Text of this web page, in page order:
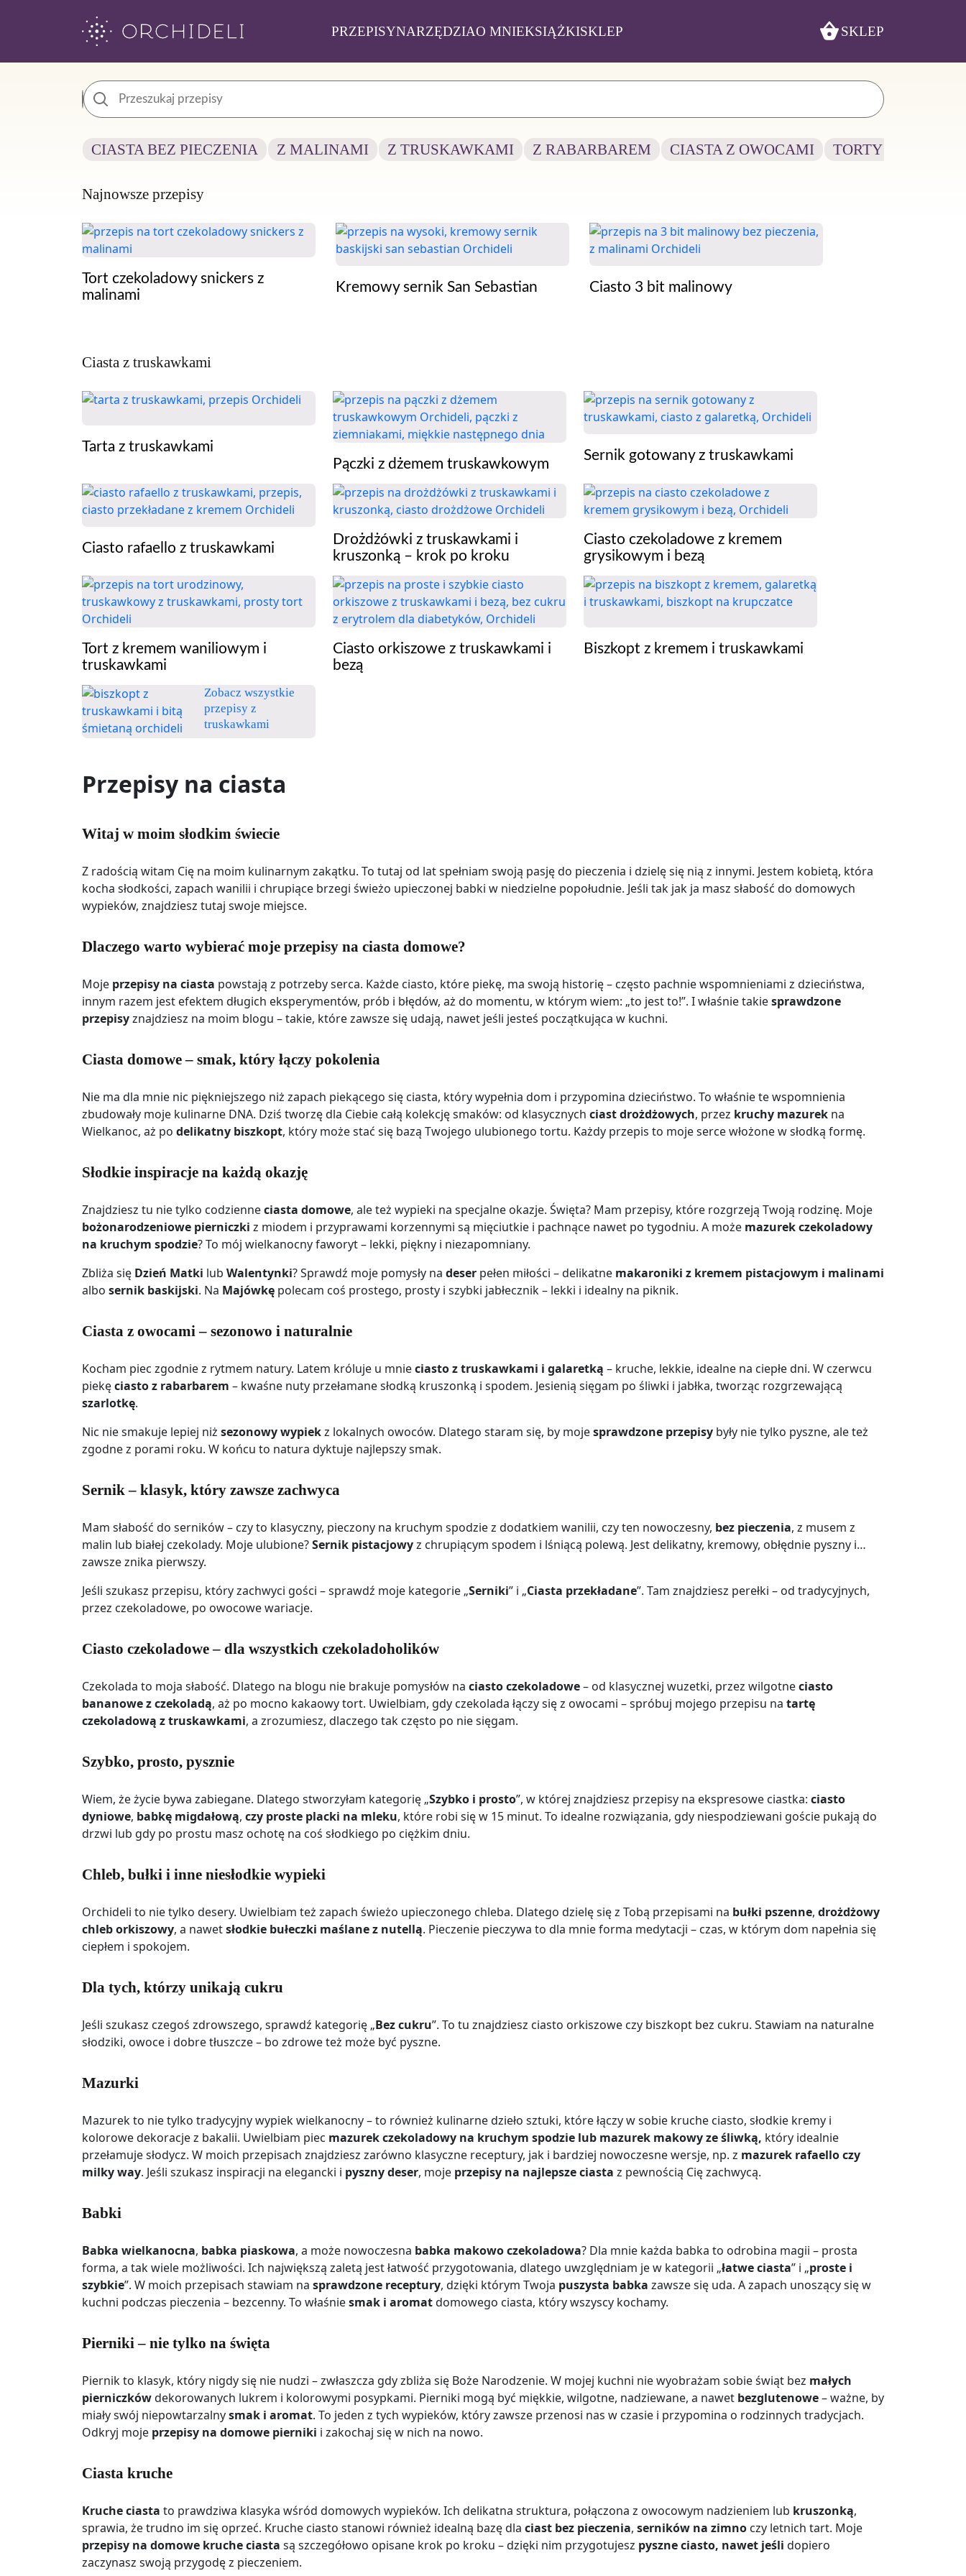
PRZEPISYNARZĘDZIAO MNIEKSIĄŻKISKLEP SKLEP
CIASTA BEZ PIECZENIA Z MALINAMI Z TRUSKAWKAMI Z RABARBAREM CIASTA Z OWOCAMI TORTY
Najnowsze przepisy
Tort czekoladowy snickers z
malinami
Kremowy sernik San Sebastian Ciasto 3 bit malinowy
Ciasta z truskawkami
Tarta z truskawkami
Pączki z dżemem truskawkowym
Sernik gotowany z truskawkami
Ciasto rafaello z truskawkami
Drożdżówki z truskawkami i
kruszonką – krok po kroku
Ciasto czekoladowe z kremem
grysikowym i bezą
Tort z kremem waniliowym i
truskawkami
Ciasto orkiszowe z truskawkami i
bezą
Biszkopt z kremem i truskawkami
Zobacz wszystkie
przepisy z
truskawkami
Przepisy na ciasta
Witaj w moim słodkim świecie
Z radością witam Cię na moim kulinarnym zakątku. To tutaj od lat spełniam swoją pasję do pieczenia i dzielę się nią z innymi. Jestem kobietą, która
kocha słodkości, zapach wanilii i chrupiące brzegi świeżo upieczonej babki w niedzielne popołudnie. Jeśli tak jak ja masz słabość do domowych
wypieków, znajdziesz tutaj swoje miejsce.
Dlaczego warto wybierać moje przepisy na ciasta domowe?
Moje przepisy na ciasta powstają z potrzeby serca. Każde ciasto, które piekę, ma swoją historię – często pachnie wspomnieniami z dzieciństwa,
innym razem jest efektem długich eksperymentów, prób i błędów, aż do momentu, w którym wiem: „to jest to!”. I właśnie takiesprawdzone
przepisyznajdziesz na moim blogu – takie, które zawsze się udają, nawet jeśli jesteś początkująca w kuchni.
Ciasta domowe – smak, który łączy pokolenia
Nie ma dla mnie nic piękniejszego niż zapach piekącego się ciasta, który wypełnia dom i przypomina dzieciństwo. To właśnie te wspomnienia
zbudowały moje kulinarne DNA. Dziś tworzę dla Ciebie całą kolekcję smaków: od klasycznych ciast drożdżowych, przez kruchy mazurek na
Wielkanoc, aż po delikatny biszkopt, który może stać się bazą Twojego ulubionego tortu. Każdy przepis to moje serce włożone w słodką formę.
Słodkie inspiracje na każdą okazję
Znajdziesz tu nie tylko codzienneciasta domowe, ale też wypieki na specjalne okazje. Święta? Mam przepisy, które rozgrzeją Twoją rodzinę. Moje
bożonarodzeniowe pierniczki z miodem i przyprawami korzennymi są mięciutkie i pachnące nawet po tygodniu. A może mazurek czekoladowy
na kruchym spodzie? To mój wielkanocny faworyt – lekki, piękny i niezapomniany.
Zbliża się Dzień Matki lub Walentynki? Sprawdź moje pomysły na deser pełen miłości – delikatne makaroniki z kremem pistacjowym i malinami
albo sernik baskijski. Na Majówkę polecam coś prostego, prosty i szybki jabłecznik – lekki i idealny na piknik.
Ciasta z owocami – sezonowo i naturalnie
Kocham piec zgodnie z rytmem natury. Latem króluje u mnieciasto z truskawkami i galaretką – kruche, lekkie, idealne na ciepłe dni. W czerwcu
piekęciasto z rabarbarem – kwaśne nuty przełamane słodką kruszonką i spodem. Jesienią sięgam po śliwki i jabłka, tworząc rozgrzewającą
szarlotkę.
Nic nie smakuje lepiej niż sezonowy wypiekz lokalnych owoców. Dlatego staram się, by mojesprawdzone przepisy były nie tylko pyszne, ale też
zgodne z porami roku. W końcu to natura dyktuje najlepszy smak.
Sernik – klasyk, który zawsze zachwyca
Mam słabość do serników – czy to klasyczny, pieczony na kruchym spodzie z dodatkiem wanilii, czy ten nowoczesny, bez pieczenia, z musem z
malin lub białej czekolady. Moje ulubione?Sernik pistacjowyz chrupiącym spodem i lśniącą polewą. Jest delikatny, kremowy, obłędnie pyszny i…
zawsze znika pierwszy.
Jeśli szukasz przepisu, który zachwyci gości – sprawdź moje kategorie „Serniki” i „Ciasta przekładane”. Tam znajdziesz perełki – od tradycyjnych,
przez czekoladowe, po owocowe wariacje.
Ciasto czekoladowe – dla wszystkich czekoladoholików
Czekolada to moja słabość. Dlatego na blogu nie brakuje pomysłów na ciasto czekoladowe– od klasycznej wuzetki, przez wilgotneciasto
bananowe z czekoladą, aż po mocno kakaowy tort. Uwielbiam, gdy czekolada łączy się z owocami – spróbuj mojego przepisu na tartę
czekoladową z truskawkami, a zrozumiesz, dlaczego tak często po nie sięgam.
Szybko, prosto, pysznie
Wiem, że życie bywa zabiegane. Dlatego stworzyłam kategorię „Szybko i prosto”, w której znajdziesz przepisy na ekspresowe ciastka: ciasto
dyniowe, babkę migdałową, czy proste placki na mleku, które robi się w 15 minut. To idealne rozwiązania, gdy niespodziewani goście pukają do
drzwi lub gdy po prostu masz ochotę na coś słodkiego po ciężkim dniu.
Chleb, bułki i inne niesłodkie wypieki
Orchideli to nie tylko desery. Uwielbiam też zapach świeżo upieczonego chleba. Dlatego dzielę się z Tobą przepisami na bułki pszenne, drożdżowy
chleb orkiszowy, a nawetsłodkie bułeczki maślane z nutellą. Pieczenie pieczywa to dla mnie forma medytacji – czas, w którym dom napełnia się
ciepłem i spokojem.
Dla tych, którzy unikają cukru
Jeśli szukasz czegoś zdrowszego, sprawdź kategorię „Bez cukru”. To tu znajdziesz ciasto orkiszowe czy biszkopt bez cukru. Stawiam na naturalne
słodziki, owoce i dobre tłuszcze – bo zdrowe też może być pyszne.
Mazurki
Mazurek to nie tylko tradycyjny wypiek wielkanocny – to również kulinarne dzieło sztuki, które łączy w sobie kruche ciasto, słodkie kremy i
kolorowe dekoracje z bakalii. Uwielbiam piec mazurek czekoladowy na kruchym spodzie lub mazurek makowy ze śliwką, który idealnie
przełamuje słodycz. W moich przepisach znajdziesz zarówno klasyczne receptury, jak i bardziej nowoczesne wersje, np. z mazurek rafaello czy
milky way. Jeśli szukasz inspiracji na elegancki i pyszny deser, moje przepisy na najlepsze ciasta z pewnością Cię zachwycą.
Babki
Babka wielkanocna, babka piaskowa, a może nowoczesna babka makowo czekoladowa? Dla mnie każda babka to odrobina magii – prosta
forma, a tak wiele możliwości. Ich największą zaletą jest łatwość przygotowania, dlatego uwzględniam je w kategorii „łatwe ciasta” i „proste i
szybkie”. W moich przepisach stawiam na sprawdzone receptury, dzięki którym Twoja puszysta babka zawsze się uda. A zapach unoszący się w
kuchni podczas pieczenia – bezcenny. To właśniesmak i aromatdomowego ciasta, który wszyscy kochamy.
Pierniki – nie tylko na święta
Piernik to klasyk, który nigdy się nie nudzi – zwłaszcza gdy zbliża się Boże Narodzenie. W mojej kuchni nie wyobrażam sobie świąt bez małych
pierniczkówdekorowanych lukrem i kolorowymi posypkami. Pierniki mogą być miękkie, wilgotne, nadziewane, a nawet bezglutenowe– ważne, by
miały swój niepowtarzalnysmak i aromat. To jeden z tych wypieków, który zawsze przenosi nas w czasie i przypomina o rodzinnych tradycjach.
Odkryj moje przepisy na domowe pierniki i zakochaj się w nich na nowo.
Ciasta kruche
Kruche ciasta to prawdziwa klasyka wśród domowych wypieków. Ich delikatna struktura, połączona z owocowym nadzieniem lub kruszonką,
sprawia, że trudno im się oprzeć. Kruche ciasto stanowi również idealną bazę dla ciast bez pieczenia, serników na zimno czy letnich tart. Moje
przepisy na domowe kruche ciasta są szczegółowo opisane krok po kroku – dzięki nim przygotujesz pyszne ciasto, nawet jeśli dopiero
zaczynasz swoją przygodę z pieczeniem.